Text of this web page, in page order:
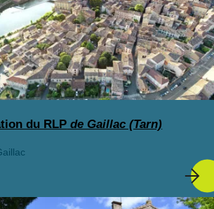
du RLP de Gaillac (Tarn)